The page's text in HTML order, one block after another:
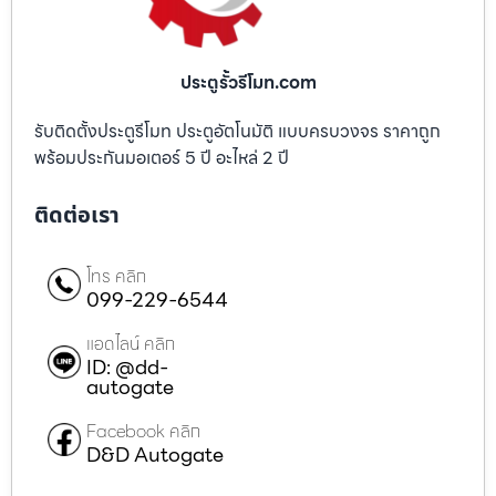
ประตูรั้วรีโมท.com
รับติดตั้งประตูรีโมท ประตูอัตโนมัติ แบบครบวงจร ราคาถูก
พร้อมประกันมอเตอร์ 5 ปี อะไหล่ 2 ปี
ติดต่อเรา
โทร คลิก
099-229-6544
แอดไลน์ คลิก
ID: @dd-
autogate
Facebook คลิก
D&D Autogate